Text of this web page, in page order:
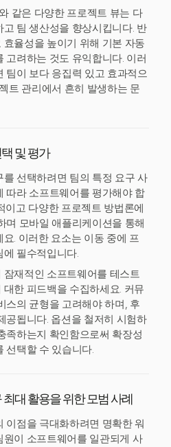
같은 다양한 프로젝트 뷰는 다
팀 생산성을 향상시킵니다. 반
율성을 높이기 위해 기본 자동
고려하는 것도 유익합니다. 이러
팀이 보다 응집력 있고 효과적으
트 관리에서 흔히 발생하는 문
및 평가
선택하려면 팀의 특정 요구 사
따라 소프트웨어를 평가해야 합
이고 다양한 프로젝트 방법론에
며 모바일 애플리케이션을 통해
. 이러한 요소는 이동 중에 프
필수적입니다.
재적인 소프트웨어를 테스트
한 피드백을 수집하세요. 커뮤
스의 균형을 고려해야 하며, 후
공됩니다. 옵션을 철저히 시험하
족하는지 확인함으로써 확장성
선택할 수 있습니다.
대 활용을 위한 모범 사례
이점을 극대화하려면 명확한 워
이 소프트웨어를 일관되게 사